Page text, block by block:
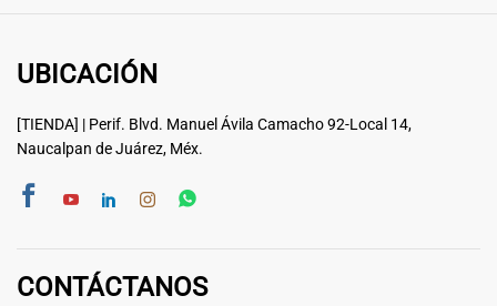
UBICACIÓN
[TIENDA] | Perif. Blvd. Manuel Ávila Camacho 92-Local 14,
Naucalpan de Juárez, Méx.
CONTÁCTANOS